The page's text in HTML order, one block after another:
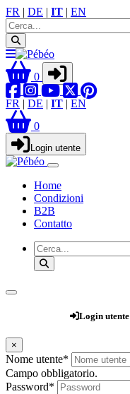
FR | DE | IT | EN
0
FR | DE | IT | EN
0
Login utente
Home
Condizioni
B2B
Contatto
Login utente
×
Nome utente*
Campo obbligatorio.
Password*